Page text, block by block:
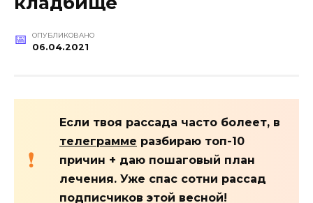
ОПУБЛИКОВАНО
06.04.2021
Если твоя рассада часто болеет, в
телеграмме разбираю топ-10
причин + даю пошаговый план
лечения. Уже спас сотни рассад
подписчиков этой весной!